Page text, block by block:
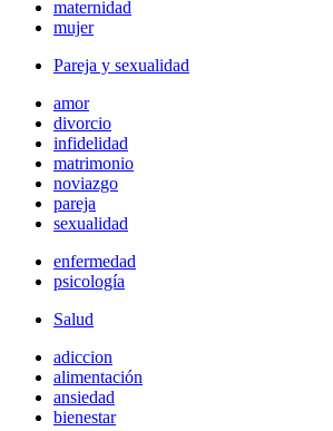
maternidad
mujer
Pareja y sexualidad
amor
divorcio
infidelidad
matrimonio
noviazgo
pareja
sexualidad
enfermedad
psicología
Salud
adiccion
alimentación
ansiedad
bienestar